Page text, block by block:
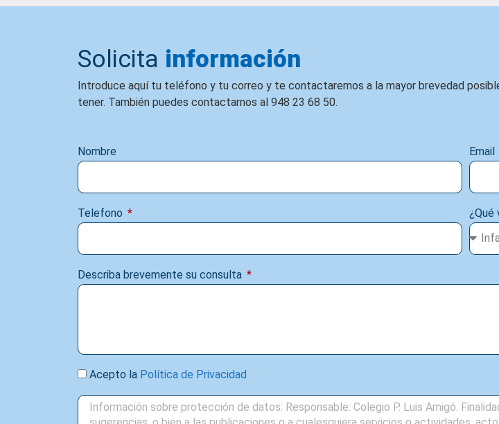
Solicita información
Introduce aquí tu teléfono y tu correo y te contactaremos a la mayor brevedad
tener. También puedes contactarnos al 948 23 68 50.
Nombre Email
Telefono ¿Qué
Describa brevemente su consulta
Acepto la Política de Privacidad